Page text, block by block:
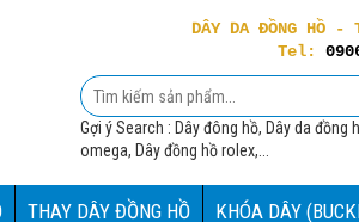
DÂY DA ĐỒNG HỒ -
Tel:
Gợi ý Search : Dây đông hồ, Dây da đồng
omega, Dây đồng hồ rolex,...
THAY DÂY ĐỒNG HỒ KHÓA DÂY